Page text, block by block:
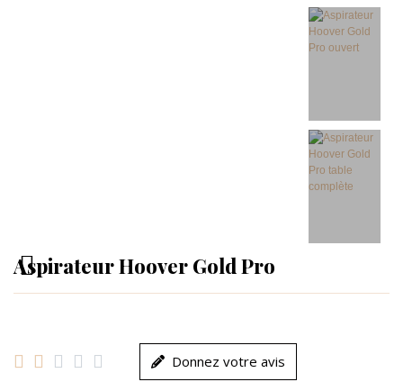
Aspirateur Hoover Gold Pro
     Donnez votre avis